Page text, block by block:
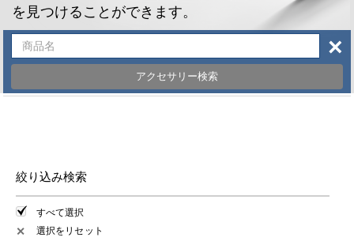
を見つけることができます。
アクセサリー検索
×
絞り込み検索
すべて選択
✕ 選択をリセット